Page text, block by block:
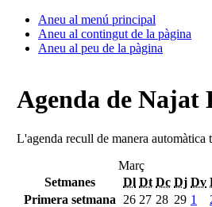
Aneu al menú principal
Aneu al contingut de la pàgina
Aneu al peu de la pàgina
Agenda de Najat
L'agenda recull de manera automàtica
Març
Setmanes
Dl Dt Dc Dj Dv
Primera setmana
26 27 28 29 1